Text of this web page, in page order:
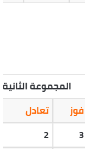
المجموعة الثانية
فوز
تعادل
3
2